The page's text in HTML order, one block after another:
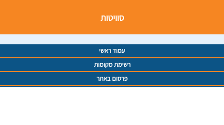
סוויטות
עמוד ראשי
רשימת מקומות
פרסום באתר